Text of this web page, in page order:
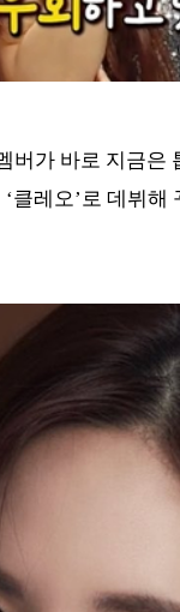
버가 바로 지금은
클레오’로 데뷔